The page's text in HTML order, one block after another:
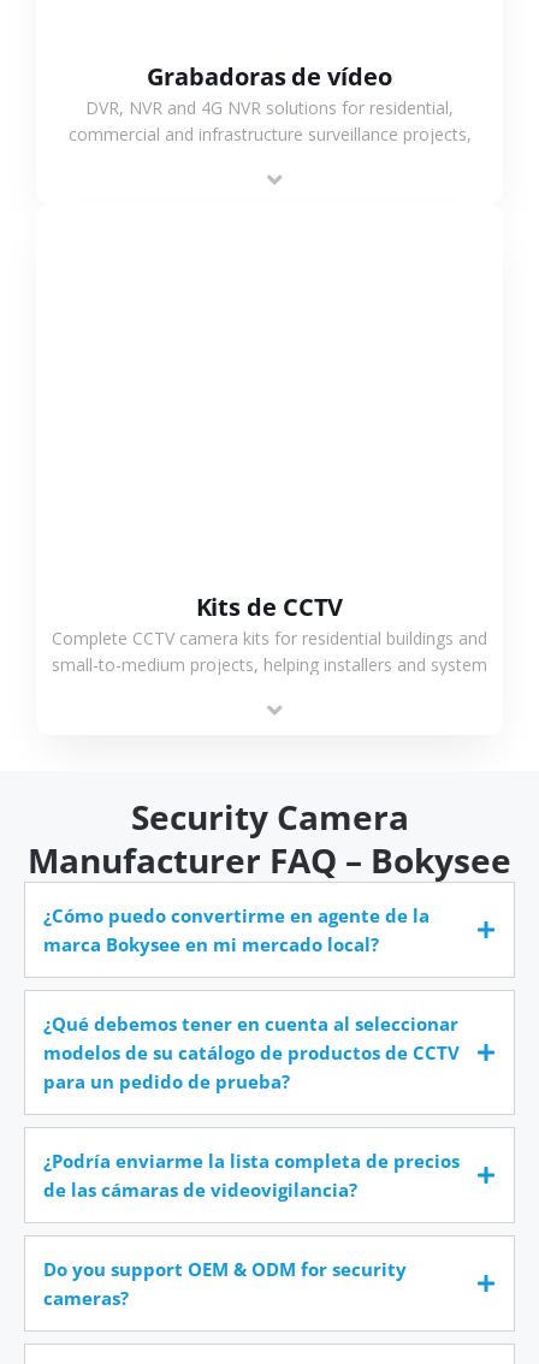
Grabadoras de vídeo
DVR, NVR and 4G NVR solutions for residential,
commercial and infrastructure surveillance projects,
Kits de CCTV
Complete CCTV camera kits for residential buildings and
small-to-medium projects, helping installers and system
time.
Security Camera
Manufacturer FAQ – Bokysee
¿Cómo puedo convertirme en agente de la
marca Bokysee en mi mercado local?
¿Qué debemos tener en cuenta al seleccionar
modelos de su catálogo de productos de CCTV
para un pedido de prueba?
¿Podría enviarme la lista completa de precios
de las cámaras de videovigilancia?
Do you support OEM & ODM for security
cameras?